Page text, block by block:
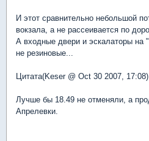
И этот сравнительно небольшой
вокзала, а не рассеивается по
А входные двери и эскалаторы на
не резиновые...
Цитата(Keser @ Oct 30 2007, 17:08)
Лучше бы 18.49 не отменяли, а
Апрелевки.